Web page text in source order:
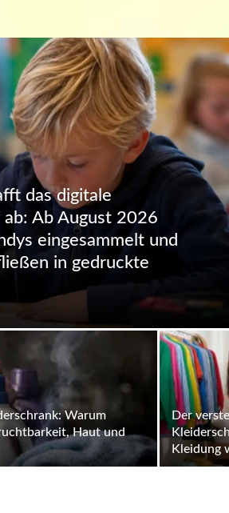
das digitale
ab: Ab August 2026
eingesammelt und
in gedruckte
Warum
Haut und
Der
Kleidung